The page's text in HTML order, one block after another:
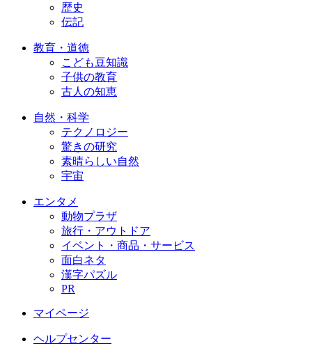
歴史
伝記
教育・道徳
こども豆知識
子供の教育
古人の知恵
自然・科学
テクノロジー
驚きの研究
素晴らしい自然
宇宙
エンタメ
動物プラザ
旅行・アウトドア
イベント・商品・サービス
面白ネタ
漢字パズル
PR
マイページ
ヘルプセンター